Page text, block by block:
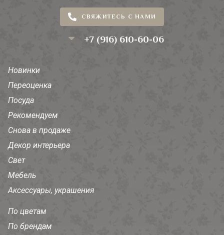
СВЯЖИТЕСЬ С НАМИ
+7 (916) 610-60-06
Новинки
Переоценка
Посуда
Рекомендуем
Снова в продаже
Декор интерьера
Свет
Мебель
Аксессуары, украшения
По цветам
По брендам